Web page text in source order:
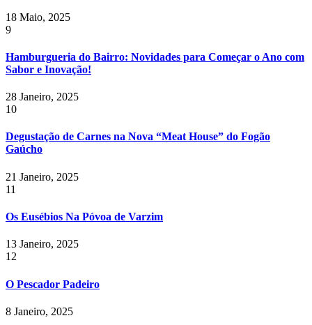
18 Maio, 2025
9
Hamburgueria do Bairro: Novidades para Começar o Ano com
Sabor e Inovação!
28 Janeiro, 2025
10
Degustação de Carnes na Nova “Meat House” do Fogão
Gaúcho
21 Janeiro, 2025
11
Os Eusébios Na Póvoa de Varzim
13 Janeiro, 2025
12
O Pescador Padeiro
8 Janeiro, 2025